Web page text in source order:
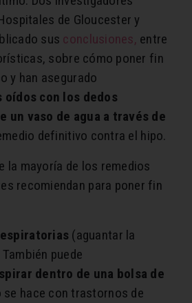
de Gloucester y
sus conclusiones, entre
sobre cómo poner fin
y han asegurado
oídos con los dedos
un vaso de agua a través de
definitivo contra el hipo.
la mayoría de los remedios
recomiendan para poner fin
(aguantar la
puede
dentro de una bolsa de
se hace con trastornos de